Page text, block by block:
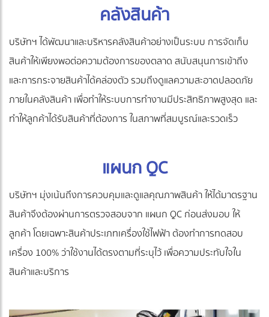
คลังสินค้า
บริษัทฯ ได้พัฒนาและบริหารคลังสินค้าอย่างเป็นระบบ การจัดเก็บ
สินค้าให้เพียงพอต่อความต้องการของตลาด สนับสนุนการเข้าถึง
และการกระจายสินค้าได้คล่องตัว รวมถึงดูแลความสะอาดปลอดภัย
ภายในคลังสินค้า เพื่อทำให้ระบบการทำงานมีประสิทธิภาพสูงสุด และ
ทำให้ลูกค้าได้รับสินค้าที่ต้องการ ในสภาพที่สมบูรณ์และรวดเร็ว
แผนก QC
บริษัทฯ มุ่งเน้นถึงการควบคุมและดูแลคุณภาพสินค้า ให้ได้มาตรฐาน
สินค้าจึงต้องผ่านการตรวจสอบจาก แผนก QC ก่อนส่งมอบ ให้
ลูกค้า โดยเฉพาะสินค้าประเภทเครื่องใช้ไฟฟ้า ต้องทำการทดสอบ
เครื่อง 100% ว่าใช้งานได้ตรงตามที่ระบุไว้ เพื่อความประทับใจใน
สินค้าและบริการ